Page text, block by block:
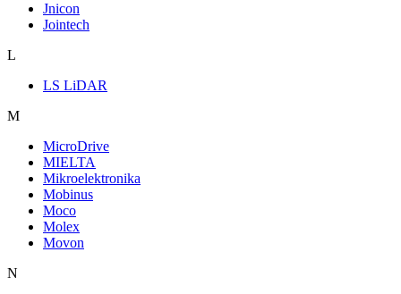
Jnicon
Jointech
L
LS LiDAR
M
MicroDrive
MIELTA
Mikroelektronika
Mobinus
Moco
Molex
Movon
N